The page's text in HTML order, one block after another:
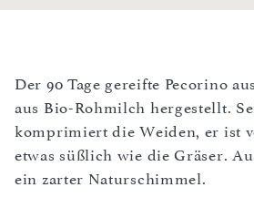
Der 90 Tage gereifte Pecorino
aus Bio-Rohmilch hergestellt.
komprimiert die Weiden, er ist
etwas süßlich wie die Gräser.
ein zarter Naturschimmel.